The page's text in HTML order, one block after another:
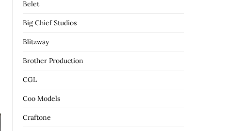
Belet
Big Chief Studios
Blitzway
Brother Production
CGL
Coo Models
Craftone